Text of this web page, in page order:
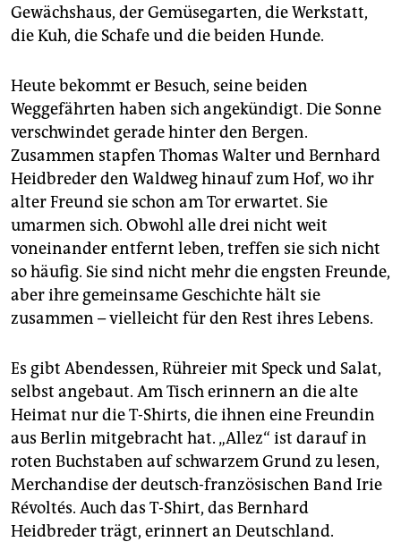
Gewächshaus, der Gemüsegarten, die Werkstatt,
die Kuh, die Schafe und die beiden Hunde.
Heute bekommt er Besuch, seine beiden
Weggefährten haben sich angekündigt. Die Sonne
verschwindet gerade hinter den Bergen.
Zusammen stapfen Thomas Walter und Bernhard
Heidbreder den Waldweg hinauf zum Hof, wo ihr
alter Freund sie schon am Tor erwartet. Sie
umarmen sich. Obwohl alle drei nicht weit
voneinander entfernt leben, treffen sie sich nicht
so häufig. Sie sind nicht mehr die engsten Freunde,
aber ihre gemeinsame Geschichte hält sie
zusammen – vielleicht für den Rest ihres Lebens.
Es gibt Abendessen, Rühreier mit Speck und Salat,
selbst angebaut. Am Tisch erinnern an die alte
Heimat nur die T-Shirts, die ihnen eine Freundin
aus Berlin mitgebracht hat. „Allez“ ist darauf in
roten Buchstaben auf schwarzem Grund zu lesen,
Merchandise der deutsch-französischen Band Irie
Révoltés. Auch das T-Shirt, das Bernhard
Heidbreder trägt, erinnert an Deutschland.